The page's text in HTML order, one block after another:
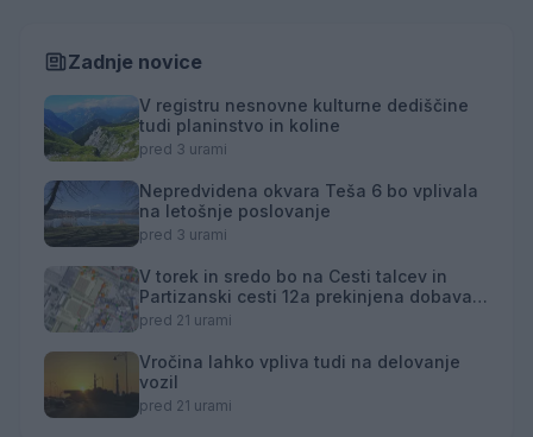
Zadnje novice
V registru nesnovne kulturne dediščine
tudi planinstvo in koline
pred 3 urami
Nepredvidena okvara Teša 6 bo vplivala
na letošnje poslovanje
pred 3 urami
V torek in sredo bo na Cesti talcev in
Partizanski cesti 12a prekinjena dobava
toplotne energije
pred 21 urami
Vročina lahko vpliva tudi na delovanje
vozil
pred 21 urami